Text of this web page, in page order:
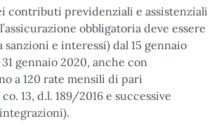
contributi previdenziali e assistenziali
obbligatoria deve essere
sanzioni e interessi) dal 15 gennaio
gennaio 2020, anche con
a 120 rate mensili di pari
13, d.l. 189/2016 e successive